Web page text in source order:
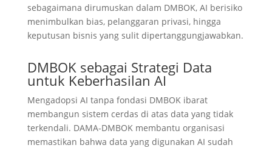
sebagaimana dirumuskan dalam DMBOK, AI berisiko
menimbulkan bias, pelanggaran privasi, hingga
keputusan bisnis yang sulit dipertanggungjawabkan.
DMBOK sebagai Strategi Data
untuk Keberhasilan AI
Mengadopsi AI tanpa fondasi DMBOK ibarat
membangun sistem cerdas di atas data yang tidak
terkendali. DAMA-DMBOK membantu organisasi
memastikan bahwa data yang digunakan AI sudah